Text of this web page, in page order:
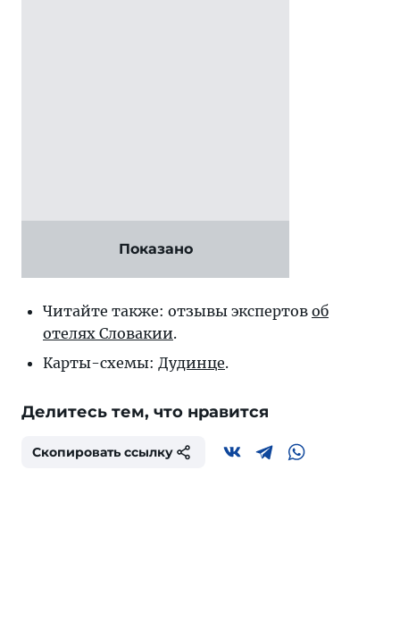
Показано
Читайте также: отзывы экспертов об
отелях Словакии.
Карты-схемы: Дудинце.
Делитесь тем, что нравится
Скопировать ссылку